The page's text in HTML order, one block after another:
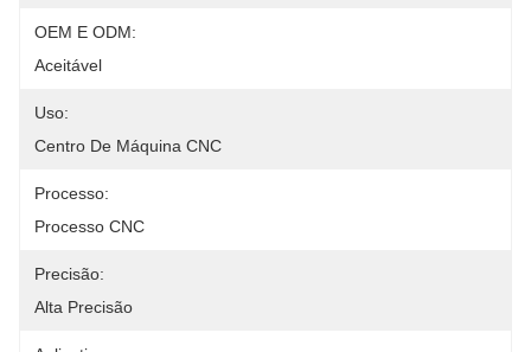
OEM E ODM:
Aceitável
Uso:
Centro De Máquina CNC
Processo:
Processo CNC
Precisão:
Alta Precisão